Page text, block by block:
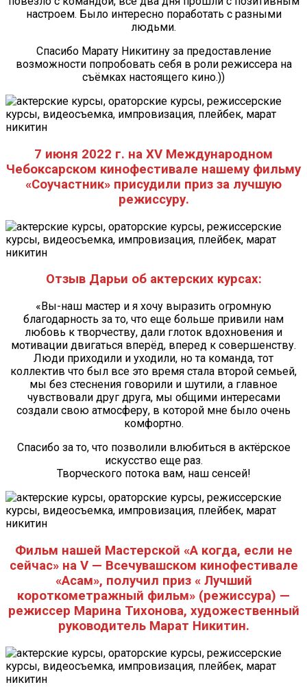
настроем. Было интересно поработать с разными
людьми.
Спасибо Марату Никитину за предоставление
возможности попробовать себя в роли режиссера на
съёмках настоящего кино.))
7 июня 2022 г. на XV Международном
Чебоксарском кинофестивале нашему фильму
«Соучастник» присудили приз за лучшую
режиссуру.
Отзыв Дарьи об актерских курсах:
«Вы-наш мастер и я хочу выразить огромную
благодарность за то, что еще больше привили нам
любовь к творчеству, дали глоток вдохновения и
мотивации двигаться вперёд, вперед к совершенству.
Люди приходили и уходили, но та команда, тот
коллектив что был все это время стала второй семьей,
мы без стеснения говорили и шутили, а главное
чувствовали друг друга, мы общими интересами
создали свою атмосферу, в которой мне было очень
комфортно.
Спасибо за то, что позволили влюбиться в актёрское
искусство еще раз.
Творческого потока вам, наш сенсей!
Фильм нашей Мастерской «А когда, если не
сейчас» на V — Всечувашском кинофестивале
«Асам», получил приз « Лучший
короткометражный фильм» (режиссура) —
режиссер Марина Тихонова, художественный
руководитель Марат Никитин.